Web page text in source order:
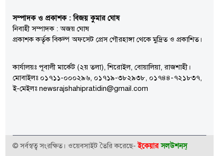
সম্পাদক ও প্রকাশক : বিজয় কুমার ঘোষ
নিবাহী সম্পাদক : অজয় ঘোষ
প্রকাশক কর্তৃক বিকল্প অফসেট প্রেস গৌরহাঙ্গা থেকে মুদ্রিত ও প্রকাশিত।
কার্যালয়ঃ পূবালী মার্কেট (২য় তলা), শিরোইল, বোয়ালিয়া, রাজশাহী।
মোবাইলঃ ০১৭১১-০০০২৯৬, ০১৭১৯-৩৮২৯৩৮, ০১৭৪৪-৭২১৮৩৭,
ই-মেইলঃ newsrajshahipratidin@gmail.com
© সর্বস্বত্ব সংরক্ষিত। ওয়েবসাইট তৈরি করেছে-ইকেয়ার সলউশনস্